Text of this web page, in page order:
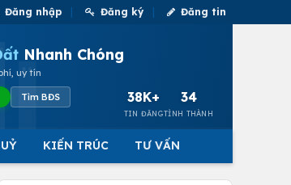
Đăng nhập Đăng ký Đăng tin
Nhanh Chóng
uy tín
Tìm BĐS 38K+
TIN ĐĂNG
34
TỈNH THÀNH
KIẾN TRÚC TƯ VẤN